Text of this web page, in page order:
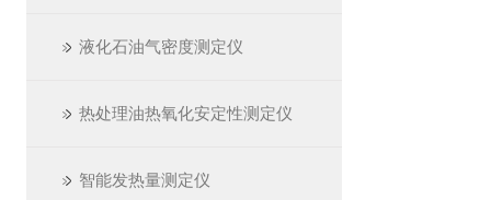
液化石油气密度测定仪
热处理油热氧化安定性测定仪
智能发热量测定仪